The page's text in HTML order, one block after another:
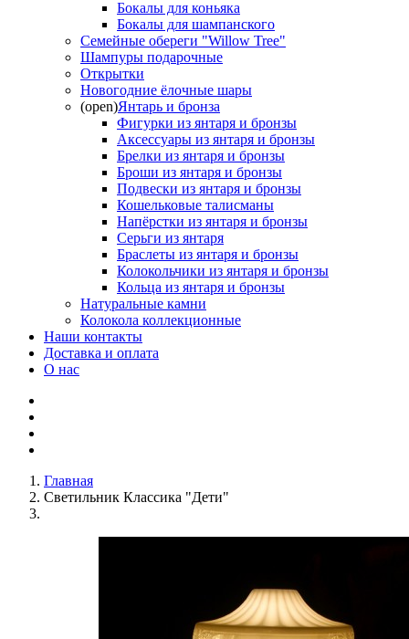
Бокалы для коньяка
Бокалы для шампанского
Семейные обереги "Willow Tree"
Шампуры подарочные
Открытки
Новогодние ёлочные шары
(open)Янтарь и бронза
Фигурки из янтаря и бронзы
Аксессуары из янтаря и бронзы
Брелки из янтаря и бронзы
Броши из янтаря и бронзы
Подвески из янтаря и бронзы
Кошельковые талисманы
Напёрстки из янтаря и бронзы
Серьги из янтаря
Браслеты из янтаря и бронзы
Колокольчики из янтаря и бронзы
Кольца из янтаря и бронзы
Натуральные камни
Колокола коллекционные
Наши контакты
Доставка и оплата
О нас
Главная
Светильник Классика "Дети"